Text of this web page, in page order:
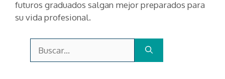
futuros graduados salgan mejor preparados para
su vida profesional.